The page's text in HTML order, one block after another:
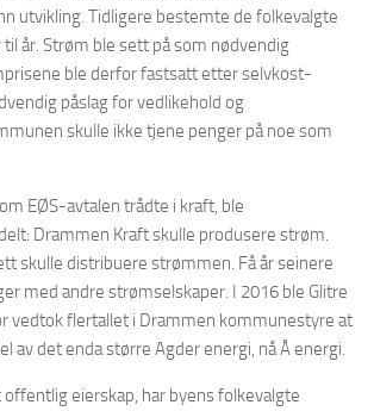
utvikling. Tidligere bestemte de folkevalgte
år. Strøm ble sett på som nødvendig
ble derfor fastsatt etter selvkost-
påslag for vedlikehold og
skulle ikke tjene penger på noe som
EØS-avtalen trådte i kraft, ble
Drammen Kraft skulle produsere strøm.
skulle distribuere strømmen. Få år seinere
med andre strømselskaper. I 2016 ble Glitre
vedtok flertallet i Drammen kommunestyre at
av det enda større Agder energi, nå Å energi.
eierskap, har byens folkevalgte